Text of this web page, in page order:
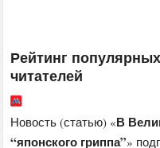
Рейтинг
читателей
Новость (статью) «В
“японского гриппа”»